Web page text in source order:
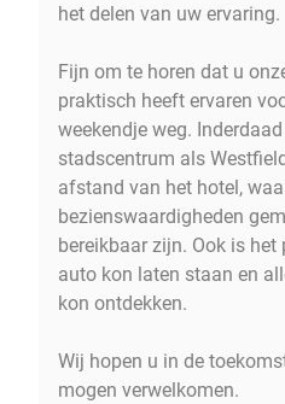
het delen van uw ervaring.
Fijn om te horen dat u
praktisch heeft ervaren
weekendje weg.
stadscentrum als
afstand van het hotel,
bezienswaardigheden
bereikbaar zijn. Ook is
auto kon laten staan en
kon ontdekken.
Wij hopen u in de
mogen verwelkomen.